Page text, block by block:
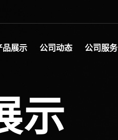
品展示 公司动态 公司服务
示